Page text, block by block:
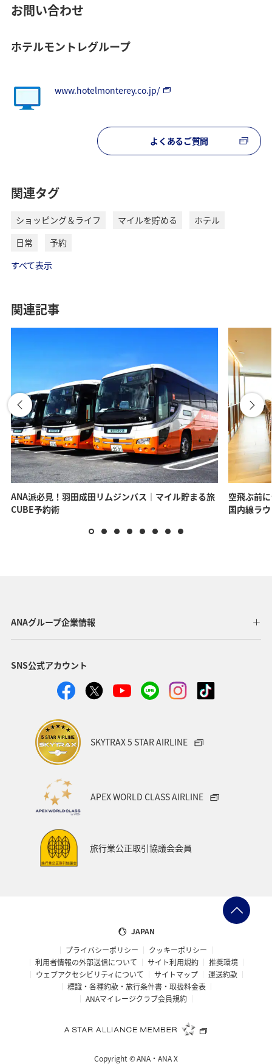
お問い合わせ
ホテルモントレグループ
www.hotelmonterey.co.jp/
よくあるご質問
関連タグ
ショッピング＆ライフ マイルを貯める
ホテル
日常
予約
すべて表示
関連記事
ANA派必見！羽田成田リムジンバス｜マイル貯まる旅
CUBE予約術
空飛ぶ前
国内線ラ
ANAグループ企業情報
SNS公式アカウント
SKYTRAX 5 STAR AIRLINE
APEX WORLD CLASS AIRLINE
旅行業公正取引協議会会員
JAPAN
プライバシーポリシー
クッキーポリシー
利用者情報の外部送信について
サイト利用規約
推奨環境
ウェブアクセシビリティについて
サイトマップ
運送約款
標識・各種約款・旅行条件書・取扱料金表
ANAマイレージクラブ会員規約
Copyright ©ANA・ANA X